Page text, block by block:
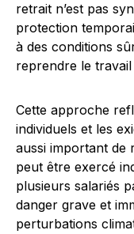
retrait n’est pas
protection
à des conditions
reprendre le
Cette approche
individuels et les
aussi important de
peut être exercé
plusieurs salariés
danger grave et
perturbations